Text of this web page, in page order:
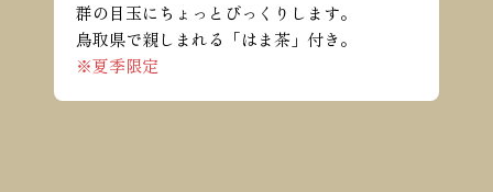
群の目玉にちょっとびっくりします。
鳥取県で親しまれる「はま茶」付き。
※夏季限定